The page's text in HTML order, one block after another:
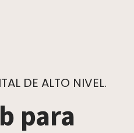
DE ALTO NIVEL.
para